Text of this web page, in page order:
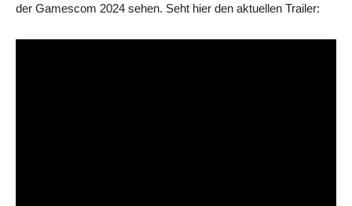
der Gamescom 2024 sehen. Seht hier den aktuellen Trailer: